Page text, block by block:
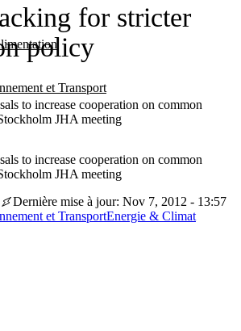
et Transport
for stricter
policy
to increase cooperation on common
JHA meeting
to increase cooperation on common
JHA meeting
Dernière mise à jour: Nov 7, 2012 - 13:57
et TransportEnergie & Climat